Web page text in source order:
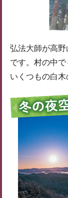
弘法大師が高
です。村の中
いくつもの白木